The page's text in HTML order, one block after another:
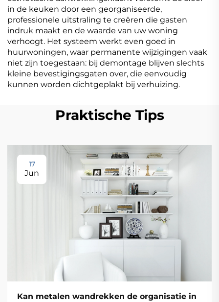
in de keuken door een georganiseerde,
professionele uitstraling te creëren die gasten
indruk maakt en de waarde van uw woning
verhoogt. Het systeem werkt even goed in
huurwoningen, waar permanente wijzigingen vaak
niet zijn toegestaan: bij demontage blijven slechts
kleine bevestigingsgaten over, die eenvoudig
kunnen worden dichtgeplakt bij verhuizing.
Praktische Tips
17
Jun
Kan metalen wandrekken de organisatie in